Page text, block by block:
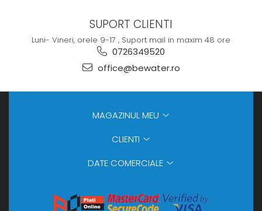
SUPORT CLIENTI
Luni- Vineri, orele 9-17 , Suport mail in maxim 48 ore
0726349520
office@bewater.ro
MAGAZINUL MEU
CLIENTI
DATE COMERCIALE